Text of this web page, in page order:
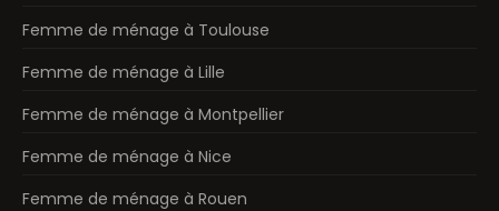
Femme de ménage à Toulouse
Femme de ménage à Lille
Femme de ménage à Montpellier
Femme de ménage à Nice
Femme de ménage à Rouen